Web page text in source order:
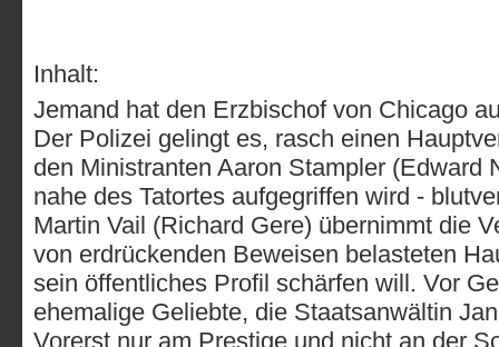
Inhalt:
Jemand hat den Erzbischof von Chicago
Der Polizei gelingt es, rasch einen
den Ministranten Aaron Stampler (Edward
nahe des Tatortes aufgegriffen wird -
Martin Vail (Richard Gere) übernimmt die
von erdrückenden Beweisen belasteten
sein öffentliches Profil schärfen will. Vor
ehemalige Geliebte, die Staatsanwältin
Vorerst nur am Prestige und nicht an der